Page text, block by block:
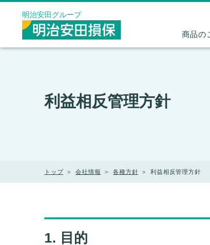
明治安田グループ
商品の
利益相反管理方針
トップ 会社情報 各種方針 利益相反管理方針
1. 目的